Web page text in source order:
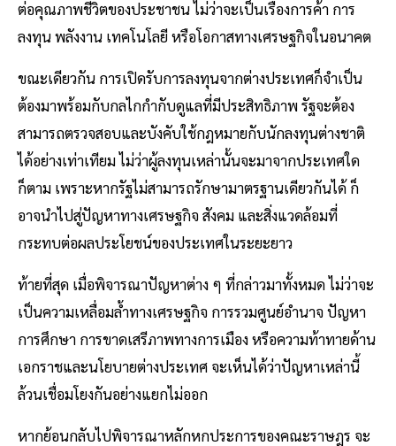
ต่อคุณภาพชีวิตของประชาชน ไม่ว่าจะเป็นเรื่องการค้า การ
ลงทุน พลังงาน เทคโนโลยี หรือโอกาสทางเศรษฐกิจในอนาคต
ขณะเดียวกัน การเปิดรับการลงทุนจากต่างประเทศก็จำเป็น
ต้องมาพร้อมกับกลไกกำกับดูแลที่มีประสิทธิภาพ รัฐจะต้อง
สามารถตรวจสอบและบังคับใช้กฎหมายกับนักลงทุนต่างชาติ
ได้อย่างเท่าเทียม ไม่ว่าผู้ลงทุนเหล่านั้นจะมาจากประเทศใด
ก็ตาม เพราะหากรัฐไม่สามารถรักษามาตรฐานเดียวกันได้ ก็
อาจนำไปสู่ปัญหาทางเศรษฐกิจ สังคม และสิ่งแวดล้อมที่
กระทบต่อผลประโยชน์ของประเทศในระยะยาว
ท้ายที่สุด เมื่อพิจารณาปัญหาต่าง ๆ ที่กล่าวมาทั้งหมด ไม่ว่าจะ
เป็นความเหลื่อมล้ำทางเศรษฐกิจ การรวมศูนย์อำนาจ ปัญหา
การศึกษา การขาดเสรีภาพทางการเมือง หรือความท้าทายด้าน
เอกราชและนโยบายต่างประเทศ จะเห็นได้ว่าปัญหาเหล่านี้
ล้วนเชื่อมโยงกันอย่างแยกไม่ออก
หากย้อนกลับไปพิจารณาหลักหกประการของคณะราษฎร จะ